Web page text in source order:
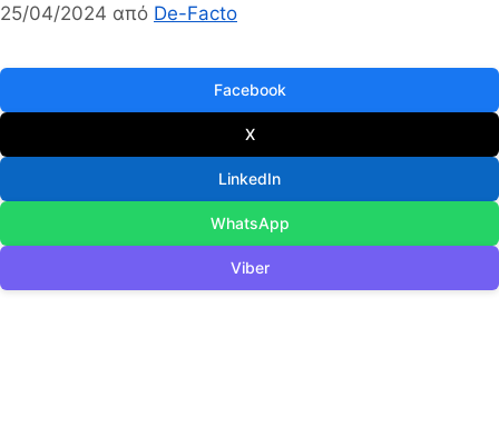
25/04/2024 από De-Facto
Facebook
X
LinkedIn
WhatsApp
Viber